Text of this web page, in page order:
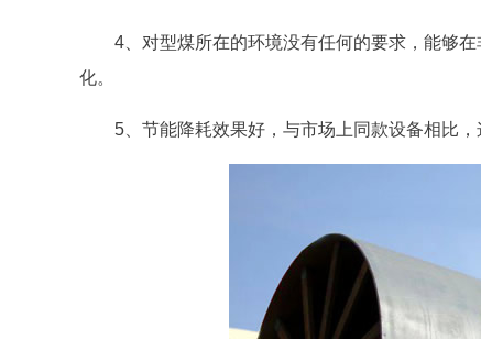
4、对型煤所在的环境没有任何的要求，能够
化。
5、节能降耗效果好，与市场上同款设备相比